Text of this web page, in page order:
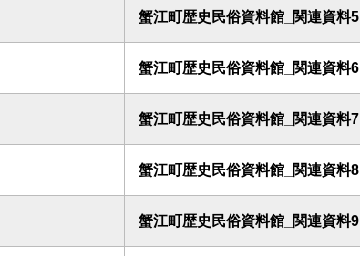
蟹江町歴史民俗資料館_関連資料5
蟹江町歴史民俗資料館_関連資料6
蟹江町歴史民俗資料館_関連資料7
蟹江町歴史民俗資料館_関連資料8
蟹江町歴史民俗資料館_関連資料9